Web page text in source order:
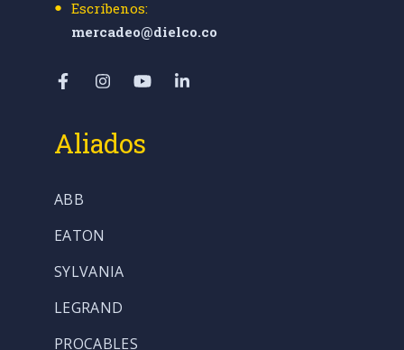
Escríbenos:
mercadeo@dielco.co
Aliados
ABB
EATON
SYLVANIA
LEGRAND
PROCABLES